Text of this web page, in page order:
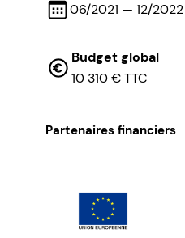
06/2021 — 12/2022
Budget global
10 310 € TTC
Partenaires financiers